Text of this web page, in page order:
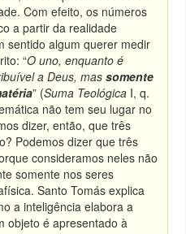
Com efeito, os números
a partir da realidade
sentido algum querer medir
“O uno, enquanto é
a Deus, massomente
” (Suma Teológica I, q.
não tem seu lugar no
dizer, então, que três
Podemos dizer que três
consideramos neles não
somente nos seres
Santo Tomás explica
a inteligência elabora a
objeto é apresentado à